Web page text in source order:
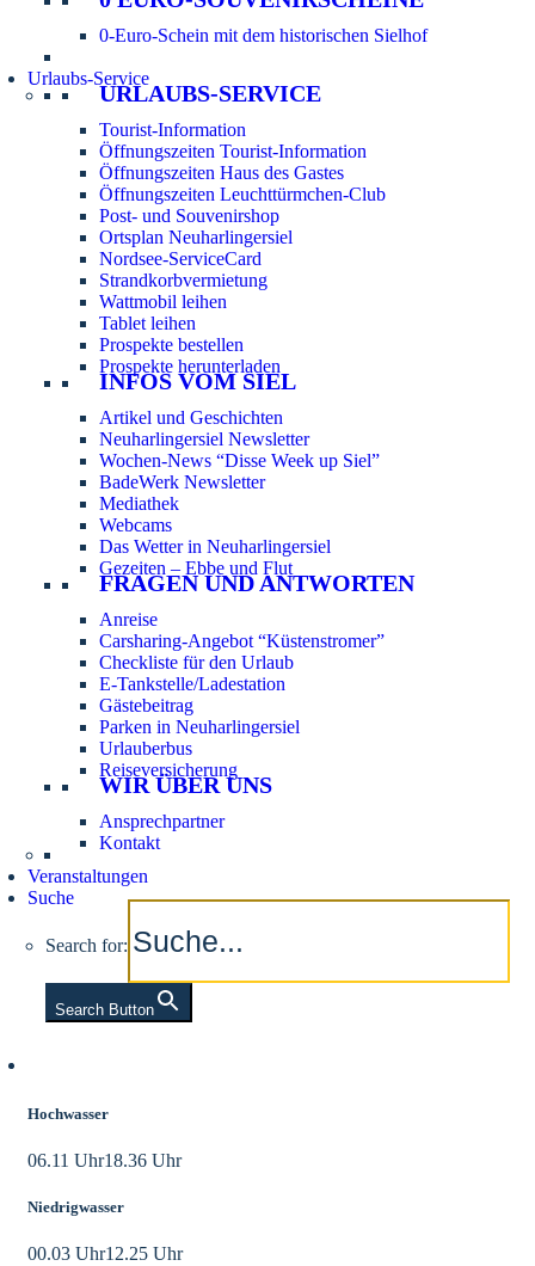
0-Euro-Schein mit dem historischen Sielhof
Urlaubs-Service
URLAUBS-SERVICE
Tourist-Information
Öffnungszeiten Tourist-Information
Öffnungszeiten Haus des Gastes
Öffnungszeiten Leuchttürmchen-Club
Post- und Souvenirshop
Ortsplan Neuharlingersiel
Nordsee-ServiceCard
Strandkorbvermietung
Wattmobil leihen
Tablet leihen
Prospekte bestellen
Prospekte herunterladen
INFOS VOM SIEL
Artikel und Geschichten
Neuharlingersiel Newsletter
Wochen-News “Disse Week up Siel”
BadeWerk Newsletter
Mediathek
Webcams
Das Wetter in Neuharlingersiel
Gezeiten – Ebbe und Flut
FRAGEN UND ANTWORTEN
Anreise
Carsharing-Angebot “Küstenstromer”
Checkliste für den Urlaub
E-Tankstelle/Ladestation
Gästebeitrag
Parken in Neuharlingersiel
Urlauberbus
Reiseversicherung
WIR ÜBER UNS
Ansprechpartner
Kontakt
Veranstaltungen
Suche
Search for:
Search Button
Hochwasser
06.11 Uhr18.36 Uhr
Niedrigwasser
00.03 Uhr12.25 Uhr